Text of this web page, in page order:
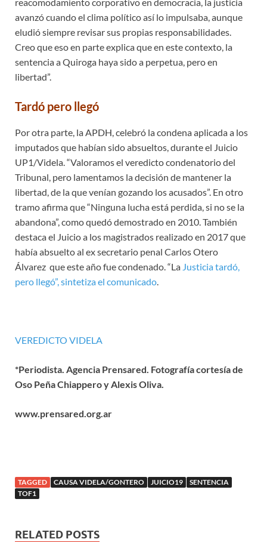
reacomodamiento corporativo en democracia, la justicia
avanzó cuando el clima político así lo impulsaba, aunque
eludió siempre revisar sus propias responsabilidades.
Creo que eso en parte explica que en este contexto, la
sentencia a Quiroga haya sido a perpetua, pero en
libertad”.
Tardó pero llegó
Por otra parte, la APDH, celebró la condena aplicada a los
imputados que habían sido absueltos, durante el Juicio
UP1/Videla. “Valoramos el veredicto condenatorio del
Tribunal, pero lamentamos la decisión de mantener la
libertad, de la que venían gozando los acusados”. En otro
tramo afirma que “Ninguna lucha está perdida, si no se la
abandona”, como quedó demostrado en 2010. También
destaca el Juicio a los magistrados realizado en 2017 que
había absuelto al ex secretario penal Carlos Otero
Álvarez que este año fue condenado. “La Justicia tardó,
pero llegó”, sintetiza el comunicado.
VEREDICTO VIDELA
*Periodista. Agencia Prensared. Fotografía cortesía de
Oso Peña Chiappero y Alexis Oliva.
www.prensared.org.ar
TAGGED CAUSA VIDELA/GONTERO JUICIO19
SENTENCIA
TOF1
RELATED POSTS